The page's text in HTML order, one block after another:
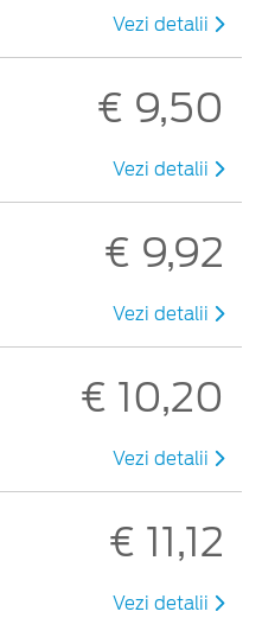
Vezi detalii
€ 9,50
Vezi detalii
€ 9,92
Vezi detalii
€ 10,20
Vezi detalii
€ 11,12
Vezi detalii